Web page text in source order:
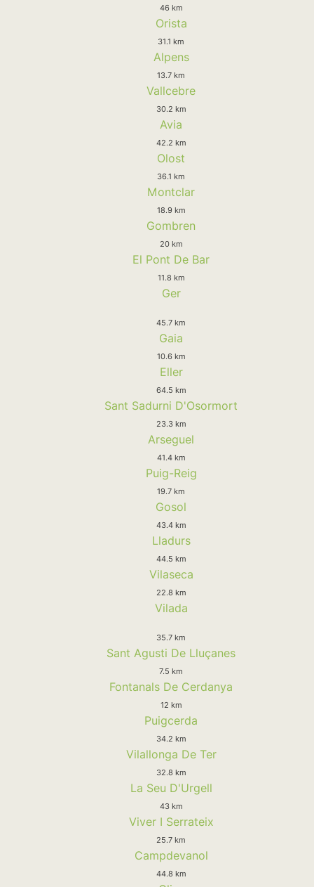
46 km
Orista
31.1 km
Alpens
13.7 km
Vallcebre
30.2 km
Avia
42.2 km
Olost
36.1 km
Montclar
18.9 km
Gombren
20 km
El Pont De Bar
11.8 km
Ger
45.7 km
Gaia
10.6 km
Eller
64.5 km
Sant Sadurni D'Osormort
23.3 km
Arseguel
41.4 km
Puig-Reig
19.7 km
Gosol
43.4 km
Lladurs
44.5 km
Vilaseca
22.8 km
Vilada
35.7 km
Sant Agusti De Lluçanes
7.5 km
Fontanals De Cerdanya
12 km
Puigcerda
34.2 km
Vilallonga De Ter
32.8 km
La Seu D'Urgell
43 km
Viver I Serrateix
25.7 km
Campdevanol
44.8 km